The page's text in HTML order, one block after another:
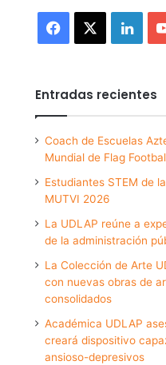
Facebook
Entradas recientes
Coach de Escuelas
Mundial de Flag
Estudiantes STEM de
MUTVI 2026
La UDLAP reúne a
de la administración
La Colección de Arte
con nuevas obras de
consolidados
Académica UDLAP
creará dispositivo
ansioso-depresivos